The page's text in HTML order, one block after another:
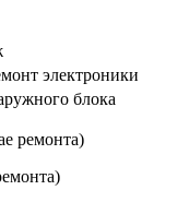
электроники
блока
ремонта)